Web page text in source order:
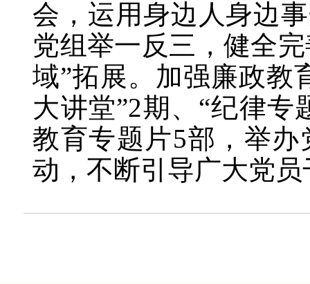
会，运用身边人身边
党组举一反三，健全
域”拓展。加强廉政教
大讲堂”2期、“纪律专
教育专题片5部，举
动，不断引导广大党